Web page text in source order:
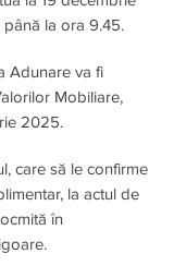
la ora 9.45.
Adunare va fi
Mobiliare,
2025.
care să le confirme
la actul de
în